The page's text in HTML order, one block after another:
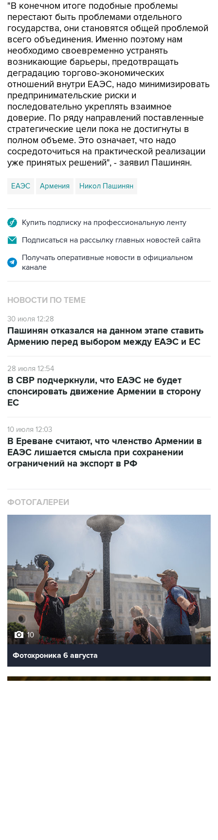
"В конечном итоге подобные проблемы
перестают быть проблемами отдельного
государства, они становятся общей проблемой
всего объединения. Именно поэтому нам
необходимо своевременно устранять
возникающие барьеры, предотвращать
деградацию торгово-экономических
отношений внутри ЕАЭС, надо минимизировать
предпринимательские риски и
последовательно укреплять взаимное
доверие. По ряду направлений поставленные
стратегические цели пока не достигнуты в
полном объеме. Это означает, что надо
сосредоточиться на практической реализации
уже принятых решений", - заявил Пашинян.
ЕАЭС Армения Никол Пашинян
Купить подписку на профессиональную ленту
Подписаться на рассылку главных новостей сайта
Получать оперативные новости в официальном
канале
НОВОСТИ ПО ТЕМЕ
30 июля 12:28
Пашинян отказался на данном этапе ставить
Армению перед выбором между ЕАЭС и ЕС
28 июля 12:54
В СВР подчеркнули, что ЕАЭС не будет
спонсировать движение Армении в сторону
ЕС
10 июля 12:03
В Ереване считают, что членство Армении в
ЕАЭС лишается смысла при сохранении
ограничений на экспорт в РФ
ФОТОГАЛЕРЕИ
10
Фотохроника 6 августа